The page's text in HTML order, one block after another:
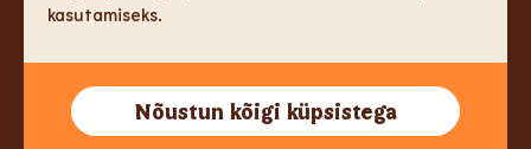
kasutamiseks.
Nõustun kõigi küpsistega
TM & Copyright 2026 Burger King Corporation. Kõik õigused
kaitstud.